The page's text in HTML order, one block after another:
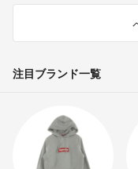
注目ブランド一覧